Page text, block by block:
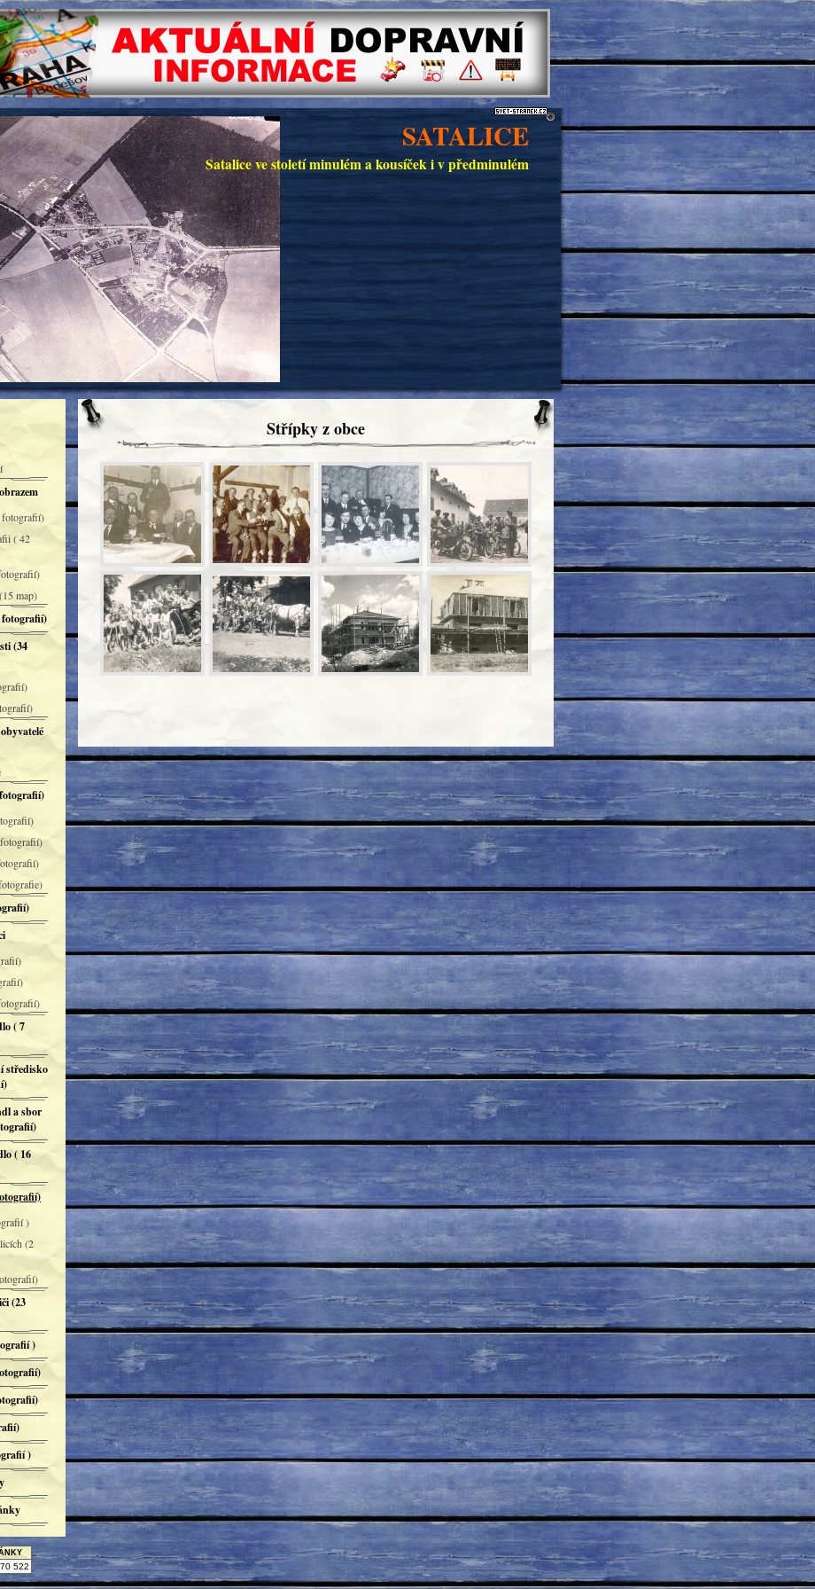
SATALICE
Satalice ve století minulém a kousíček i v předminulém
Střípky z obce
fotografií)
( 42
map)
fotografií)
(34
( 7
středisko
a sbor
( 16
)
(2
(23
)
)
522